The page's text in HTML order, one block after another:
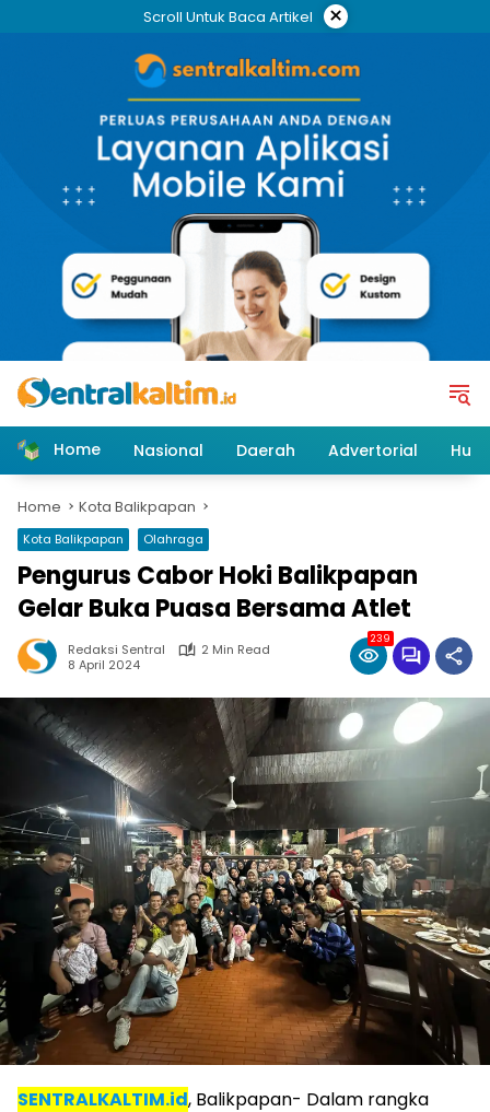
Scroll Untuk Baca Artikel ×
Home Nasional Daerah Advertorial
Home Kota Balikpapan
Kota Balikpapan Olahraga
Pengurus Cabor Hoki Balikpapan
Gelar Buka Puasa Bersama Atlet
Redaksi Sentral
2 Min Read
8 April 2024
239
SENTRALKALTIM.id, Balikpapan- Dalam rangka